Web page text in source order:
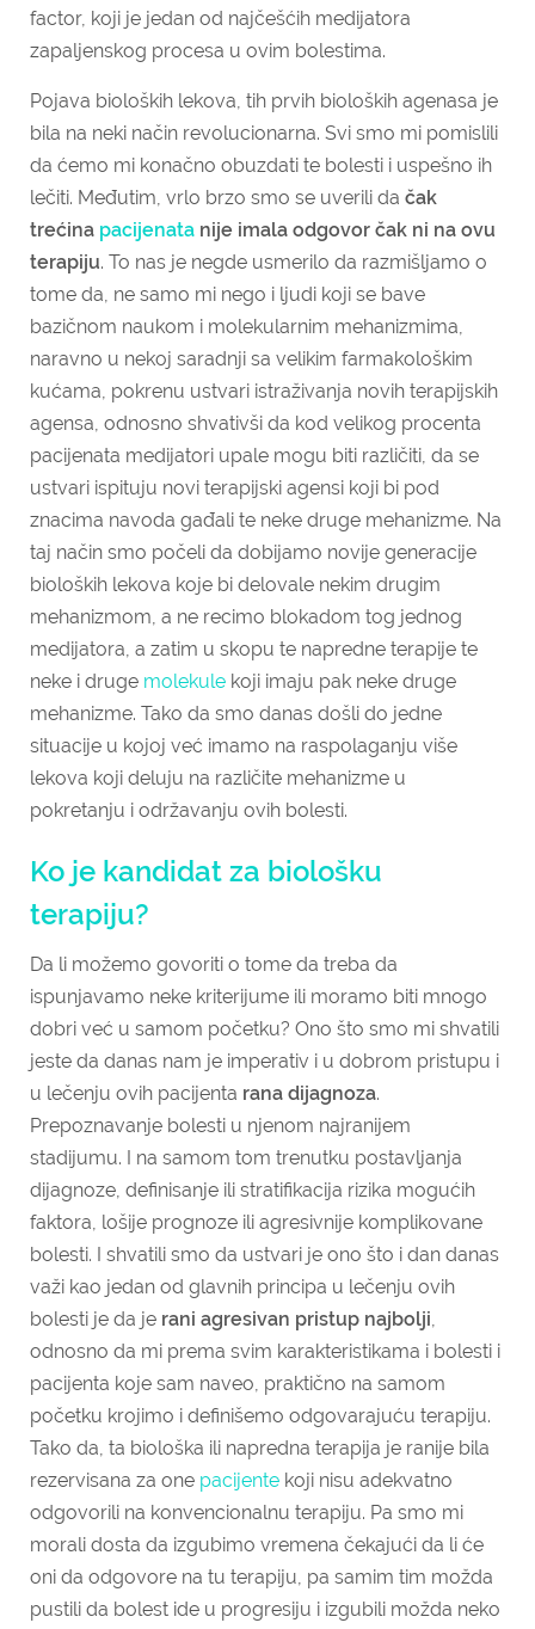
factor, koji je jedan od najčešćih medijatora
zapaljenskog procesa u ovim bolestima.
Pojava bioloških lekova, tih prvih bioloških agenasa je
bila na neki način revolucionarna. Svi smo mi pomislili
da ćemo mi konačno obuzdati te bolesti i uspešno ih
lečiti. Međutim, vrlo brzo smo se uverili da čak
trećina pacijenata nije imala odgovor čak ni na ovu
terapiju. To nas je negde usmerilo da razmišljamo o
tome da, ne samo mi nego i ljudi koji se bave
bazičnom naukom i molekularnim mehanizmima,
naravno u nekoj saradnji sa velikim farmakološkim
kućama, pokrenu ustvari istraživanja novih terapijskih
agensa, odnosno shvativši da kod velikog procenta
pacijenata medijatori upale mogu biti različiti, da se
ustvari ispituju novi terapijski agensi koji bi pod
znacima navoda gađali te neke druge mehanizme. Na
taj način smo počeli da dobijamo novije generacije
bioloških lekova koje bi delovale nekim drugim
mehanizmom, a ne recimo blokadom tog jednog
medijatora, a zatim u skopu te napredne terapije te
neke i druge molekule koji imaju pak neke druge
mehanizme. Tako da smo danas došli do jedne
situacije u kojoj već imamo na raspolaganju više
lekova koji deluju na različite mehanizme u
pokretanju i održavanju ovih bolesti.
Ko je kandidat za biološku
terapiju?
Da li možemo govoriti o tome da treba da
ispunjavamo neke kriterijume ili moramo biti mnogo
dobri već u samom početku? Ono što smo mi shvatili
jeste da danas nam je imperativ i u dobrom pristupu i
u lečenju ovih pacijenta rana dijagnoza.
Prepoznavanje bolesti u njenom najranijem
stadijumu. I na samom tom trenutku postavljanja
dijagnoze, definisanje ili stratifikacija rizika mogućih
faktora, lošije prognoze ili agresivnije komplikovane
bolesti. I shvatili smo da ustvari je ono što i dan danas
važi kao jedan od glavnih principa u lečenju ovih
bolesti je da je rani agresivan pristup najbolji,
odnosno da mi prema svim karakteristikama i bolesti i
pacijenta koje sam naveo, praktično na samom
početku krojimo i definišemo odgovarajuću terapiju.
Tako da, ta biološka ili napredna terapija je ranije bila
rezervisana za one pacijente koji nisu adekvatno
odgovorili na konvencionalnu terapiju. Pa smo mi
morali dosta da izgubimo vremena čekajući da li će
oni da odgovore na tu terapiju, pa samim tim možda
pustili da bolest ide u progresiju i izgubili možda neko